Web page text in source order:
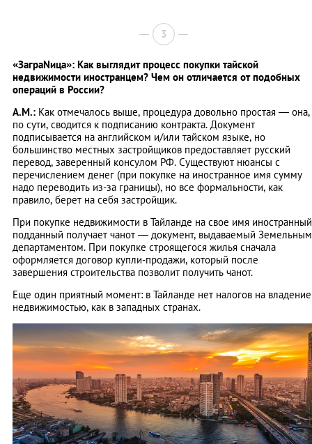
3
«ЗаграNица»: Как выглядит процесс покупки тайской
недвижимости иностранцем? Чем он отличается от подобных
операций в России?
А.М.: Как отмечалось выше, процедура довольно простая — она,
по сути, сводится к подписанию контракта. Документ
подписывается на английском и/или тайском языке, но
большинство местных застройщиков предоставляет русский
перевод, заверенный консулом РФ. Существуют нюансы с
перечислением денег (при покупке на иностранное имя сумму
надо переводить из-за границы), но все формальности, как
правило, берет на себя застройщик.
При покупке недвижимости в Тайланде на свое имя иностранный
подданный получает чанот ― документ, выдаваемый Земельным
департаментом. При покупке строящегося жилья сначала
оформляется договор купли-продажи, который после
завершения строительства позволит получить чанот.
Еще один приятный момент: в Тайланде нет налогов на владение
недвижимостью, как в западных странах.